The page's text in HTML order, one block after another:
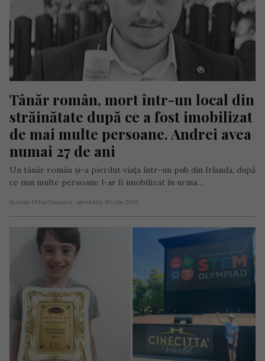
Tânăr român, mort într-un local din
străinătate după ce a fost imobilizat
de mai multe persoane. Andrei avea
numai 27 de ani
Un tânăr român și-a pierdut viața într-un pub din Irlanda, după
ce mai multe persoane l-ar fi imobilizat în urma…
Scris de Mihai Diaconu - sâmbătă, 18 iulie 2026